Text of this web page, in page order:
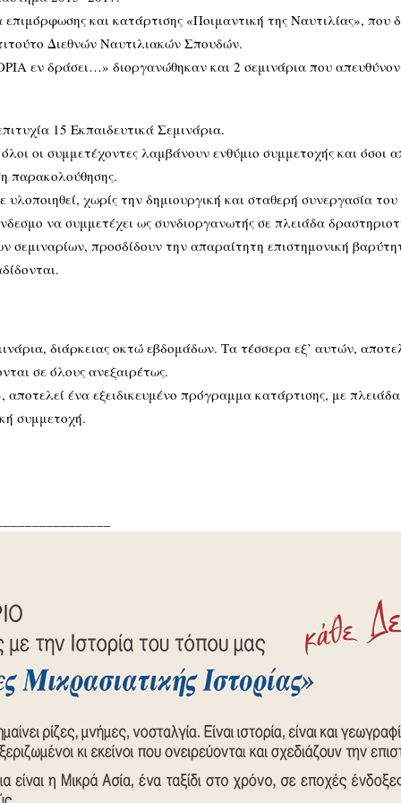
και κατάρτισης «Ποιμαντική της Ναυτιλίας»,
Διεθνών Ναυτιλιακών Σπουδών.
εν δράσει…» διοργανώθηκαν και 2 σεμινάρια που
15 Εκπαιδευτικά Σεμινάρια.
οι συμμετέχοντες λαμβάνουν ενθύμιο συμμετοχής και όσοι
παρακολούθησης.
χωρίς την δημιουργική και σταθερή συνεργασία
να συμμετέχει ως συνδιοργανωτής σε πλειάδα
προσδίδουν την απαραίτητη επιστημονική
διάρκειας οκτώ εβδομάδων. Τα τέσσερα εξ’ αυτών,
σε όλους ανεξαιρέτως.
αποτελεί ένα εξειδικευμένο πρόγραμμα κατάρτισης, με
συμμετοχή.